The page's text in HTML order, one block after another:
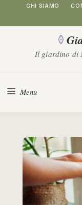
al
contenuto
CHI SIAMO
Il giardino di
Menu